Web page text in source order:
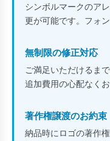
シンボルマークのア
更が可能です。フォ
無制限の修正対応
ご満足いただけるま
追加費用の心配なく
著作権譲渡のお約束
納品時にロゴの著作